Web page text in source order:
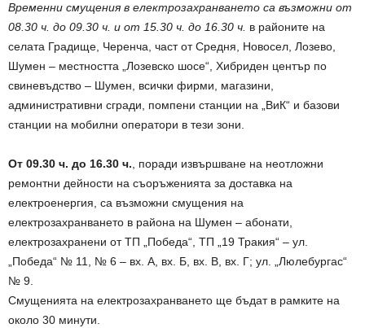
Временни смущения в електрозахранването са възможни от
08.30 ч. до 09.30 ч. и от 15.30 ч. до 16.30 ч. в районите на
селата Градище, Черенча, част от Средня, Новосел, Лозево,
Шумен – местността „Лозевско шосе“, Хибриден център по
свиневъдство – Шумен, всички фирми, магазини,
административни сгради, помпени станции на „ВиК“ и базови
станции на мобилни оператори в тези зони.
От 09.30 ч. до 16.30 ч. , поради извършване на неотложни
ремонтни дейности на съоръженията за доставка на
електроенергия, са възможни смущения на
електрозахранването в района на Шумен – абонати,
електрозахранени от ТП „Победа“, ТП „19 Тракия“ – ул.
„Победа“ № 11, № 6 – вх. А, вх. Б, вх. В, вх. Г; ул. „Люлебургас“
№ 9.
Смущенията на електрозахранването ще бъдат в рамките на
около 30 минути.